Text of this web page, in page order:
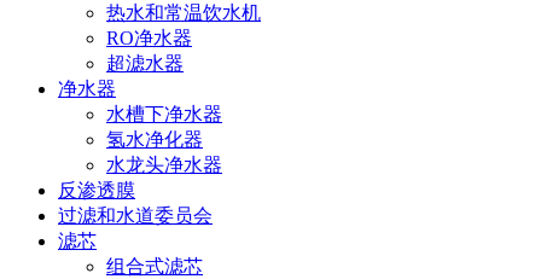
热水和常温饮水机
RO净水器
超滤水器
净水器
水槽下净水器
氢水净化器
水龙头净水器
反渗透膜
过滤和水道委员会
滤芯
组合式滤芯